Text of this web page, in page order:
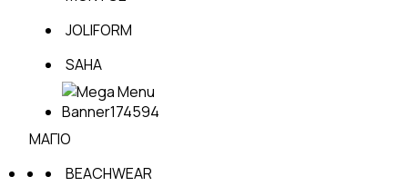
JOLIFORM
SAHA
ΜΑΓΙΟ
BEACHWEAR